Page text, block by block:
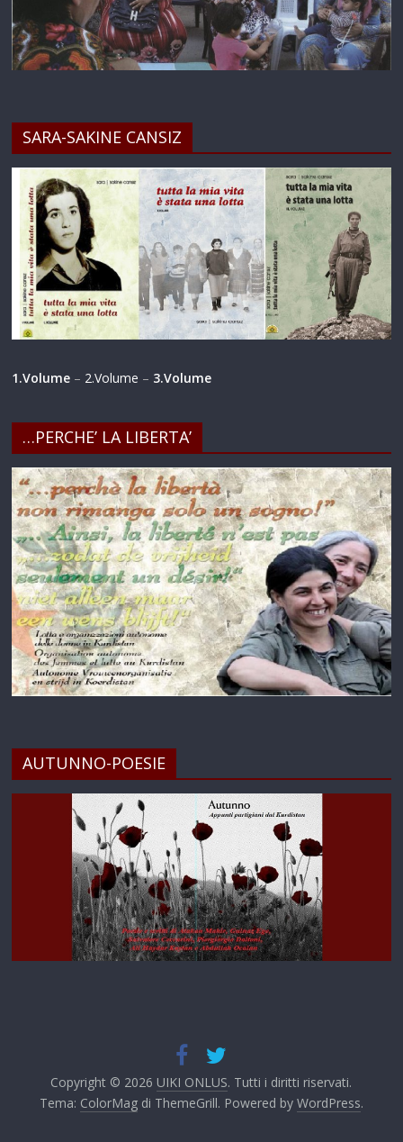
SARA-SAKINE CANSIZ
1.Volume – 2.Volume – 3.Volume
…PERCHE’ LA LIBERTA’
AUTUNNO-POESIE
Copyright © 2026 UIKI ONLUS. Tutti i diritti riservati.
Tema: ColorMagdi ThemeGrill. Powered by WordPress.